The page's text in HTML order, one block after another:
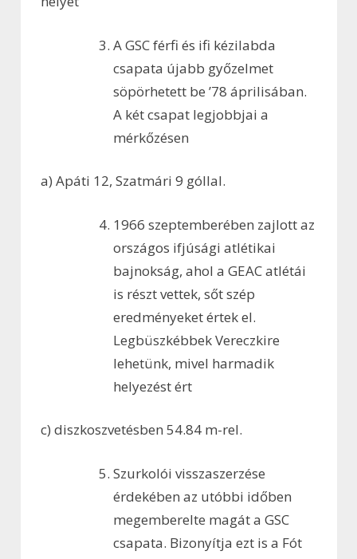
A GSC férfi és ifi kézilabda
csapata újabb győzelmet
söpörhetett be ’78 áprilisában.
A két csapat legjobbjai a
mérkőzésen
a) Apáti 12, Szatmári 9 góllal.
1966 szeptemberében zajlott az
országos ifjúsági atlétikai
bajnokság, ahol a GEAC atlétái
is részt vettek, sőt szép
eredményeket értek el.
Legbüszkébbek Vereczkire
lehetünk, mivel harmadik
helyezést ért
c) diszkoszvetésben 54.84 m-rel.
Szurkolói visszaszerzése
érdekében az utóbbi időben
megemberelte magát a GSC
csapata. Bizonyítja ezt is a Fót